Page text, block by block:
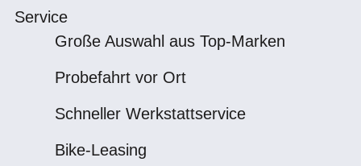
Service
Große Auswahl aus Top-Marken
Probefahrt vor Ort
Schneller Werkstattservice
Bike-Leasing